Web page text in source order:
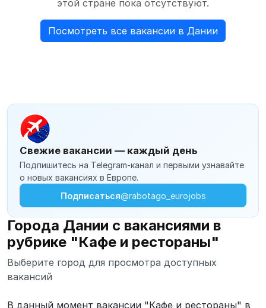
этой стране пока отсутствуют.
Посмотреть все вакансии в Дании
Свежие вакансии — каждый день
Подпишитесь на Telegram-канал и первыми узнавайте
о новых вакансиях в Европе.
Подписаться@rabotago_eurojobs
Города Дании с вакансиями в
рубрике "Кафе и рестораны"
Выберите город для просмотра доступных
вакансий
В данный момент вакансии "Кафе и рестораны" в